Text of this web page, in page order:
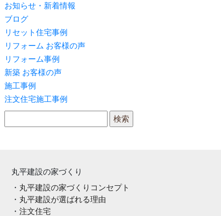
お知らせ・新着情報
ブログ
リセット住宅事例
リフォーム お客様の声
リフォーム事例
新築 お客様の声
施工事例
注文住宅施工事例
丸平建設の家づくり
丸平建設の家づくりコンセプト
丸平建設が選ばれる理由
注文住宅